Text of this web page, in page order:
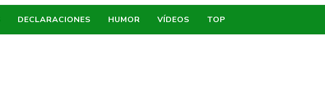
DECLARACIONES HUMOR VÍDEOS TOP